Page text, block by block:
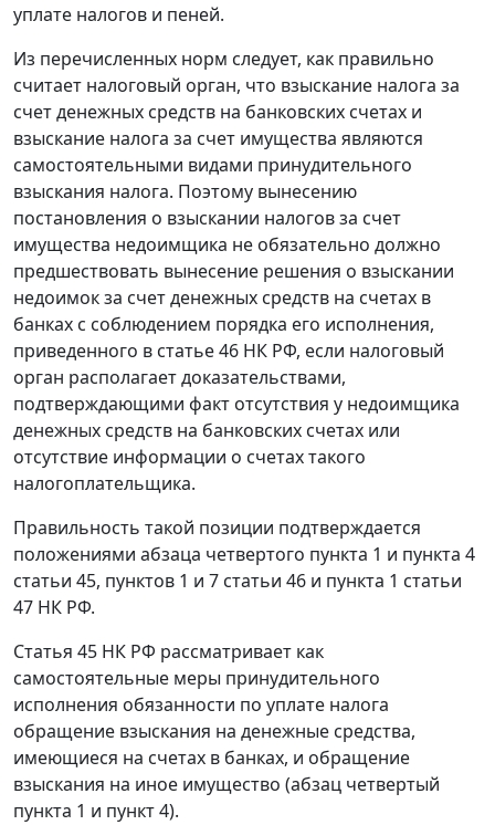
уплате налогов и пеней.
Из перечисленных норм следует, как правильно
считает налоговый орган, что взыскание налога за
счет денежных средств на банковских счетах и
взыскание налога за счет имущества являются
самостоятельными видами принудительного
взыскания налога. Поэтому вынесению
постановления о взыскании налогов за счет
имущества недоимщика не обязательно должно
предшествовать вынесение решения о взыскании
недоимок за счет денежных средств на счетах в
банках с соблюдением порядка его исполнения,
приведенного в статье 46 НК РФ, если налоговый
орган располагает доказательствами,
подтверждающими факт отсутствия у недоимщика
денежных средств на банковских счетах или
отсутствие информации о счетах такого
налогоплательщика.
Правильность такой позиции подтверждается
положениями абзаца четвертого пункта 1 и пункта 4
статьи 45, пунктов 1 и 7 статьи 46 и пункта 1 статьи
47 НК РФ.
Статья 45 НК РФ рассматривает как
самостоятельные меры принудительного
исполнения обязанности по уплате налога
обращение взыскания на денежные средства,
имеющиеся на счетах в банках, и обращение
взыскания на иное имущество (абзац четвертый
пункта 1 и пункт 4).